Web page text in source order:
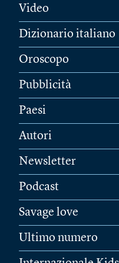
Video
Dizionario italiano
Oroscopo
Pubblicità
Paesi
Autori
Newsletter
Podcast
Savage love
Ultimo numero